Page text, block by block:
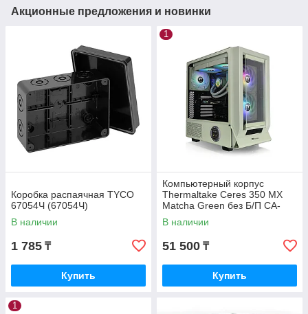
Акционные предложения и новинки
Коробка распаячная TYCO
67054Ч (67054Ч)
В наличии
1 785 ₸
Купить
1
Компьютерный корпус
Thermaltake Ceres 350 MX
Matcha Green без Б/П CA-
1Z3-00MEWN-00
В наличии
51 500 ₸
Купить
1